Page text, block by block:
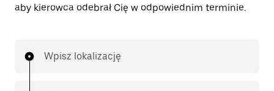
aby kierowca odebrał Cię w odpowiednim terminie.
Wpisz lokalizację